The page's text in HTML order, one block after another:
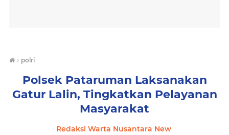
› polri
Polsek Pataruman Laksanakan
Gatur Lalin, Tingkatkan Pelayanan
Masyarakat
Redaksi Warta Nusantara New